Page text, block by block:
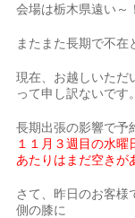
会場は栃木県遠い～
またまた長期で不在
現在、お越しいただ
って申し訳ないです。
長期出張の影響で予
１１月３週目の水
あたりはまだ空きが
さて、昨日のお客様
側の膝に